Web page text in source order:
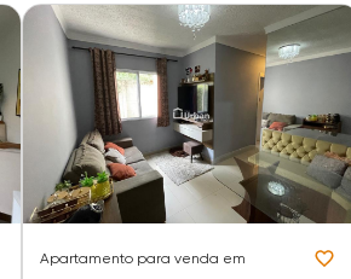
Apartamento para venda em